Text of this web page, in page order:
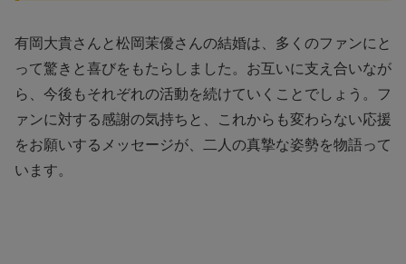
有岡大貴さんと松岡茉優さんの結婚は、多くのファンにと
って驚きと喜びをもたらしました。お互いに支え合いなが
ら、今後もそれぞれの活動を続けていくことでしょう。フ
ァンに対する感謝の気持ちと、これからも変わらない応援
をお願いするメッセージが、二人の真摯な姿勢を物語って
います。